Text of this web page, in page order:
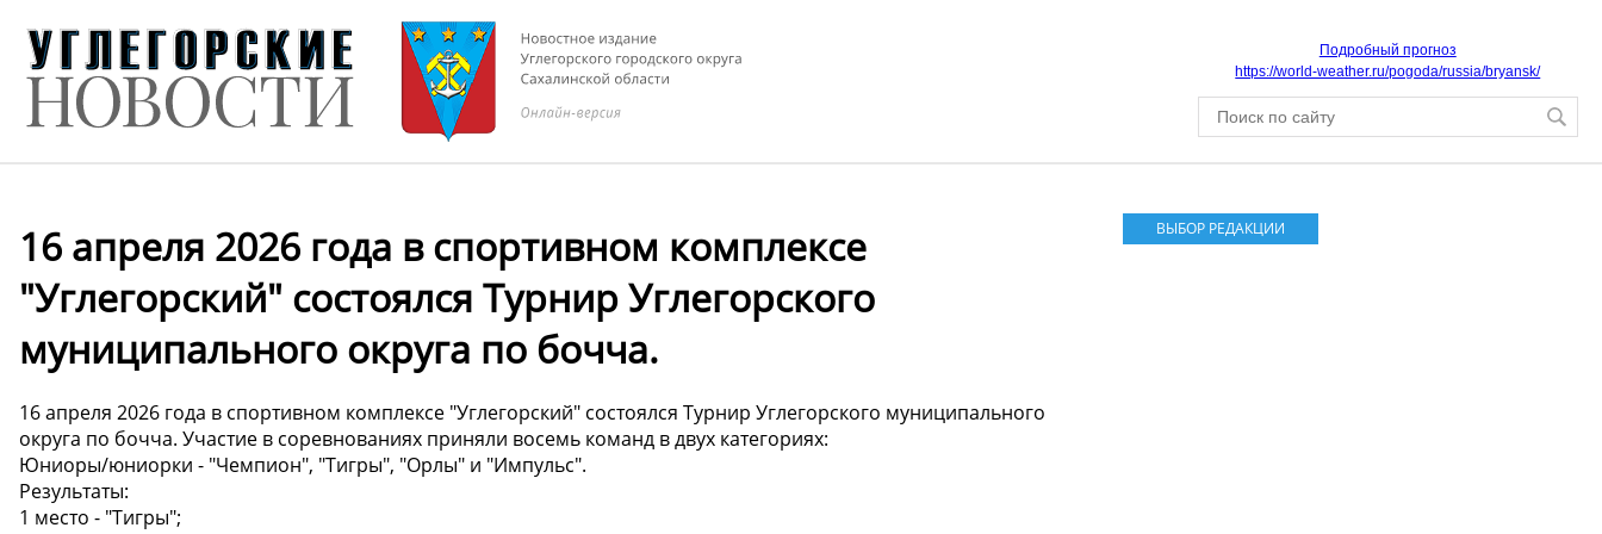
Подробный прогноз
https://world-weather.ru/pogoda/russia/bryansk/
16 апреля 2026 года в спортивном комплексе
"Углегорский" состоялся Турнир Углегорского
муниципального округа по бочча.
16 апреля 2026 года в спортивном комплексе "Углегорский" состоялся Турнир Углегорского муниципального
округа по бочча. Участие в соревнованиях приняли восемь команд в двух категориях:
Юниоры/юниорки - "Чемпион", "Тигры", "Орлы" и "Импульс".
Результаты:
1 место - "Тигры";
ВЫБОР РЕДАКЦИИ